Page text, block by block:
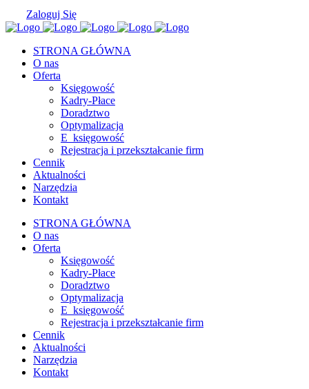
Zaloguj Się
STRONA GŁÓWNA
O nas
Oferta
Księgowość
Kadry-Płace
Doradztwo
Optymalizacja
E_księgowość
Rejestracja i przekształcanie firm
Cennik
Aktualności
Narzędzia
Kontakt
STRONA GŁÓWNA
O nas
Oferta
Księgowość
Kadry-Płace
Doradztwo
Optymalizacja
E_księgowość
Rejestracja i przekształcanie firm
Cennik
Aktualności
Narzędzia
Kontakt